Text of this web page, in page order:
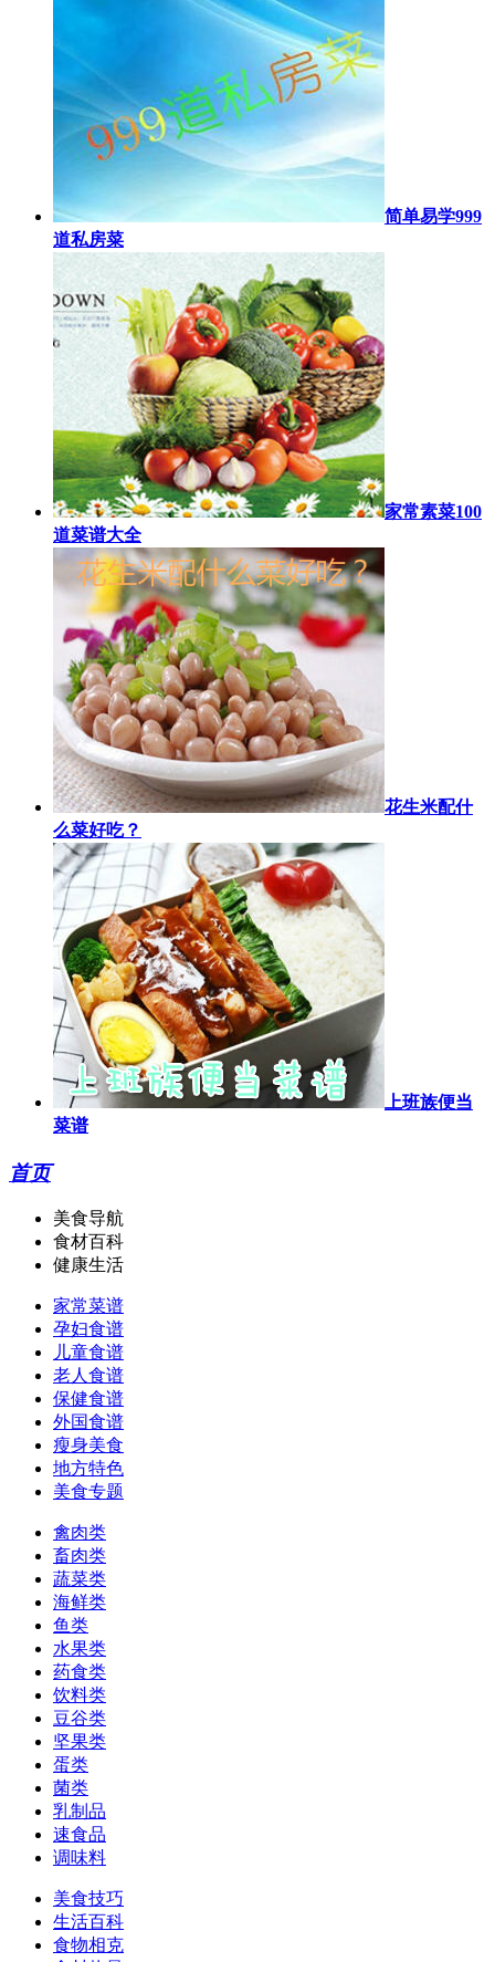
简单易学999
道私房菜
家常素菜100
道菜谱大全
花生米配什
么菜好吃？
上班族便当
菜谱
首页
美食导航
食材百科
健康生活
家常菜谱
孕妇食谱
儿童食谱
老人食谱
保健食谱
外国食谱
瘦身美食
地方特色
美食专题
禽肉类
畜肉类
蔬菜类
海鲜类
鱼类
水果类
药食类
饮料类
豆谷类
坚果类
蛋类
菌类
乳制品
速食品
调味料
美食技巧
生活百科
食物相克